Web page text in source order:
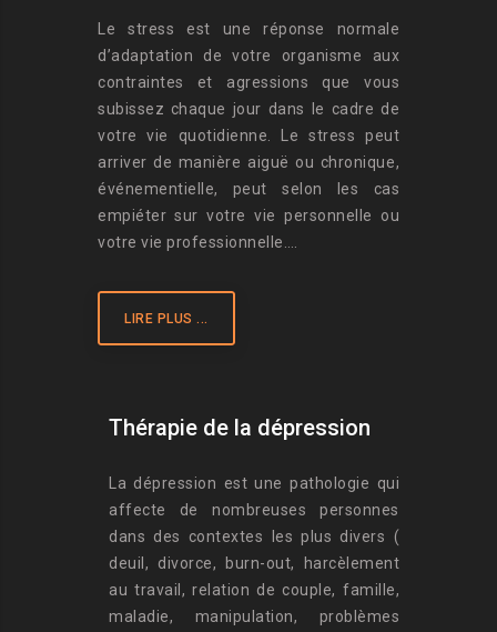
Le stress est une réponse normale
d’adaptation de votre organisme aux
contraintes et agressions que vous
subissez chaque jour dans le cadre de
votre vie quotidienne. Le stress peut
arriver de manière aiguë ou chronique,
événementielle, peut selon les cas
empiéter sur votre vie personnelle ou
votre vie professionnelle….
LIRE PLUS ...
Thérapie de la dépression
La dépression est une pathologie qui
affecte de nombreuses personnes
dans des contextes les plus divers (
deuil, divorce, burn-out, harcèlement
au travail, relation de couple, famille,
maladie, manipulation, problèmes